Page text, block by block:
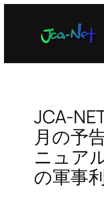
ッ
JCA-
月の予
ニュア
の軍事